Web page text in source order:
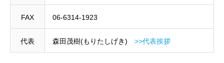
FAX 06-6314-1923
代表 森田茂樹(もりたしげき) >>代表挨拶